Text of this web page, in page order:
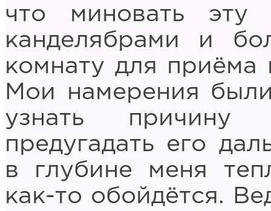
что миновать эту
канделябрами и
комнату для приёма
Мои намерения
узнать
предугадать его
в глубине меня
как-то обойдётся.